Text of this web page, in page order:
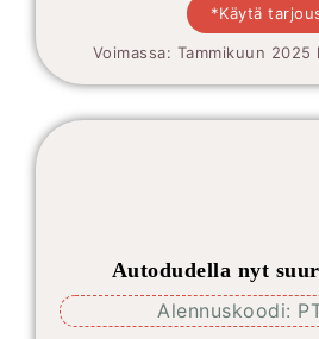
*Käytä
Voimassa: Tammikuun
Autodudella nyt
Alennuskoodi: